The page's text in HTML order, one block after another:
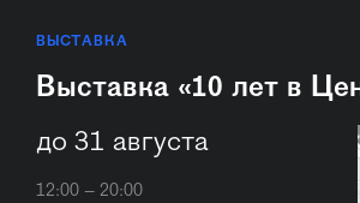
ВЫСТАВКА
Выставка «10 лет в
до 31 августа
12:00 – 20:00